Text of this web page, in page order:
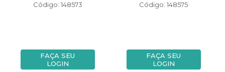
Código: 148573
FAÇA SEU
LOGIN
Código: 148575
FAÇA SEU
LOGIN